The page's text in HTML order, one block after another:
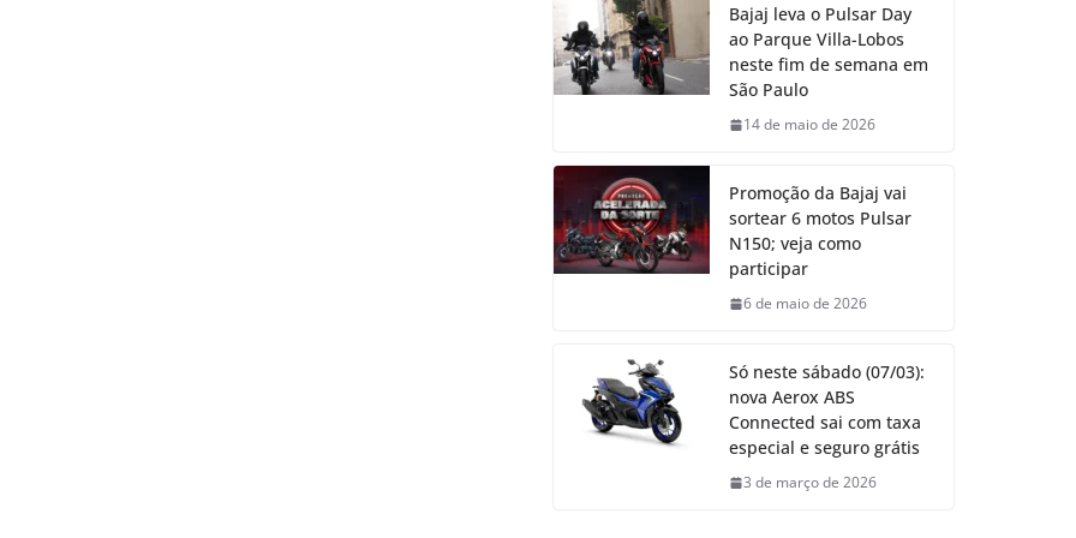
Bajaj leva o Pulsar Day
ao Parque Villa-Lobos
neste fim de semana em
São Paulo
14 de maio de 2026
Promoção da Bajaj vai
sortear 6 motos Pulsar
N150; veja como
participar
6 de maio de 2026
Só neste sábado (07/03):
nova Aerox ABS
Connected sai com taxa
especial e seguro grátis
3 de março de 2026